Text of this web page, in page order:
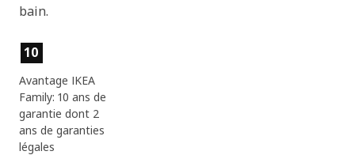
bain.
Caractéristiques du produit
10
Avantage IKEA
Family: 10 ans de
garantie dont 2
ans de garanties
légales